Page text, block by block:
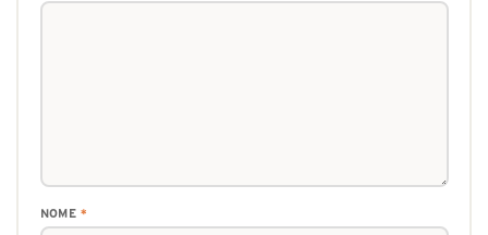
NOME *